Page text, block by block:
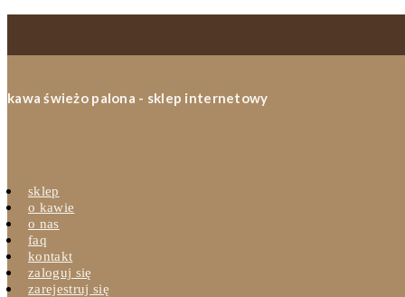
kawa świeżo palona - sklep internetowy
sklep
o kawie
o nas
faq
kontakt
zaloguj się
zarejestruj się